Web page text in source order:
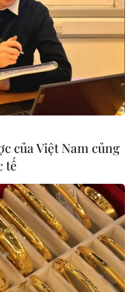
tuần
bệnh
của Việt Nam củng
tế